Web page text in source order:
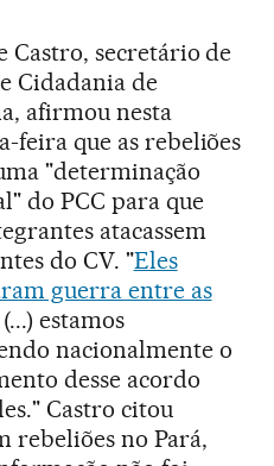
Castro, secretário de
Cidadania de
afirmou nesta
feira que as rebeliões
"determinação
do PCC para que
atacassem
do CV. "Eles
guerra entre as
estamos
nacionalmente o
desse acordo
Castro citou
rebeliões no Pará,